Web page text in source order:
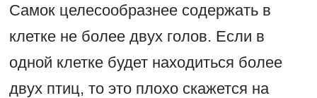
Самок целесообразнее содержать в
клетке не более двух голов. Если в
одной клетке будет находиться более
двух птиц, то это плохо скажется на